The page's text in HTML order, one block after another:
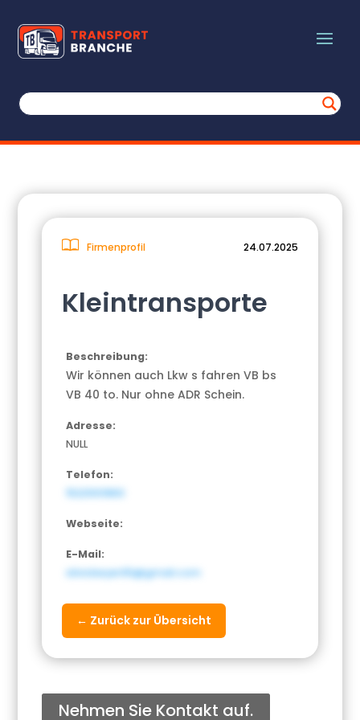
Firmenprofil 24.07.2025
Kleintransporte
Beschreibung:
Wir können auch Lkw s fahren VB bs
VB 40 to. Nur ohne ADR Schein.
Adresse:
NULL
Telefon:
15221001863
Webseite:
E-Mail:
silviobeyer65@gmail.com
← Zurück zur Übersicht
Nehmen Sie Kontakt auf.